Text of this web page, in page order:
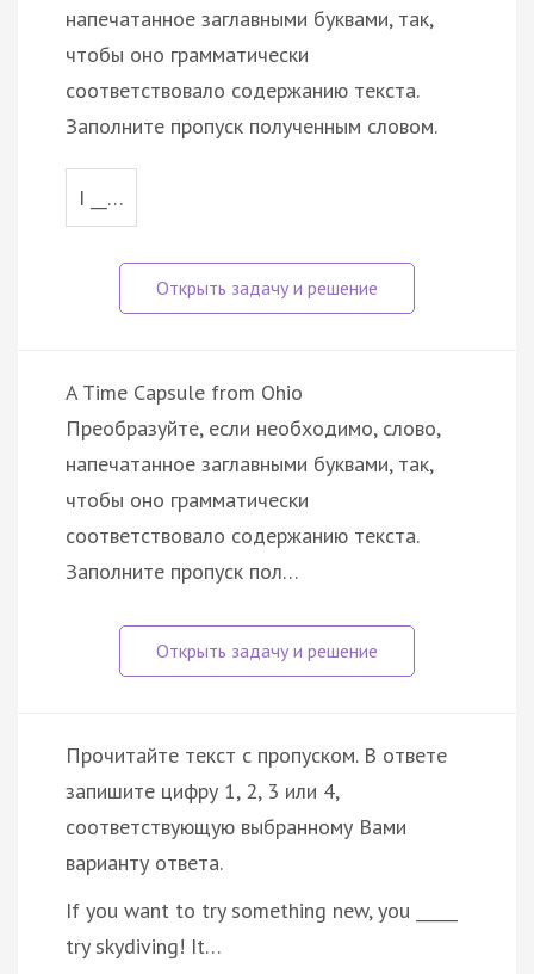
напечатанное заглавными буквами, так,
чтобы оно грамматически
соответствовало содержанию текста.
Заполните пропуск полученным словом.
I __…
A Time Capsule from Ohio
Преобразуйте, если необходимо, слово,
напечатанное заглавными буквами, так,
чтобы оно грамматически
соответствовало содержанию текста.
Заполните пропуск пол…
Прочитайте текст с пропуском. В ответе
запишите цифру 1, 2, 3 или 4,
соответствующую выбранному Вами
варианту ответа.
If you want to try something new, you _____
try skydiving! It…